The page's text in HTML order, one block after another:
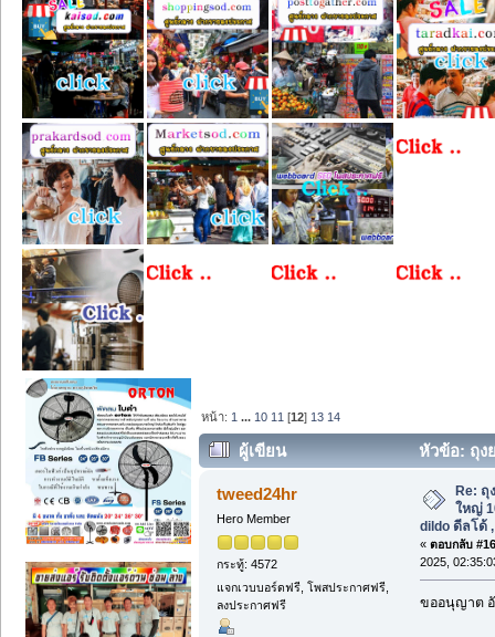
หน้า: 1 ... 10 11 [12] 13 14
ผู้เขียน
หัวข้อ: ถุง
dildo ดีลโด้ , ไข่สั่น USB ส่งฟรี (อ่าน
tweed24hr
Hero Member
กระทู้: 4572
แจกเวบบอร์ดฟรี, โพสประกาศฟรี,
ลงประกาศฟรี
Re: ถุ
ใหญ่
dildo ดีลโด้
« ตอบกลับ
2025,
ขออนุญาต